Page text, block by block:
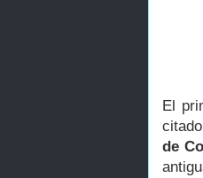
El
de